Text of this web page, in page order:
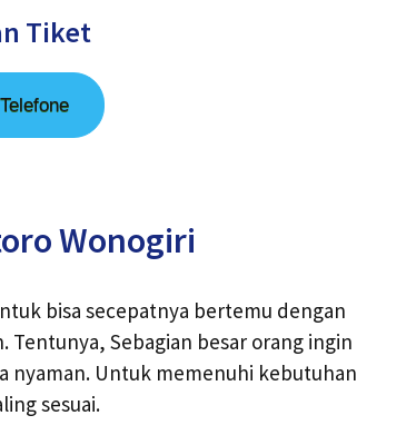
Tiket
Telefone
Wonogiri
bisa secepatnya bertemu dengan
Sebagian besar orang ingin
nyaman. Untuk memenuhi kebutuhan
sesuai.